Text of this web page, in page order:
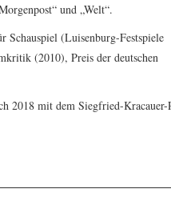
und „Welt“.
Schauspiel (Luisenburg-Festspiele
(2010), Preis der deutschen
2018 mit dem Siegfried-Kracauer-